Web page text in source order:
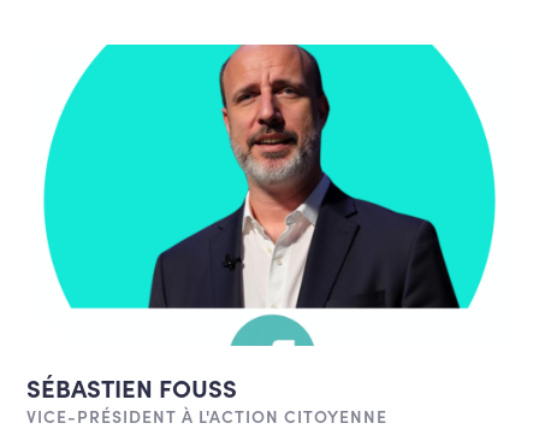
SÉBASTIEN FOUSS
VICE-PRÉSIDENT À L'ACTION CITOYENNE